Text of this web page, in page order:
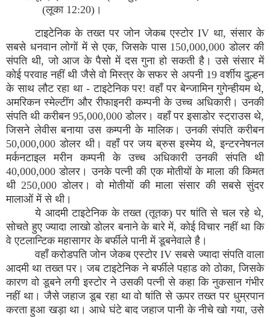
(लूका 12:20)।
टाइटेनिक के तख्त पर जोन जेकब एस्टोर IV था, संसार के
सबसे धनवान लोगों में से एक, जिसके पास 150,000,000 डोलर की
संपति थी, जो आज के पैसो में दस गुना हो सकती है। उसे संसार में
कोई परवाह नहीं थी जैसे वो मिस्त्र के सफर से अपनी 19 वर्शीय दुल्हन
के साथ लौट रहा था - टाइटेनिक पर! वहाँ पर बेन्जामिन गुगेन्हीयम थे,
अमरिकन स्मेल्टींग और रीफाइनरी कम्पनी के उच्च अधिकारी। उनकी
संपति थी करीबन 95,000,000 डोलर। वहाँ पर इसाडोर स्ट्राउस थे,
जिसने लेवीस बनाया उस कम्पनी के मालिक। उनकी संपति करीबन
50,000,000 डोलर थी। वहाँ पर जय ब्रुस इस्मेय थे, इन्टरनेषनल
मर्कनटाइल मरीन कम्पनी के उच्च अधिकारी उनकी संपति थी
40,000,000 डोलर। उनके पत्नी की एक मोतीयों के माला की किमत
थी 250,000 डोलर। वो मोतीयों की माला संसार की सबसे सुंदर
मालाओं में से थी।
ये आदमी टाइटेनिक के तख्त (तूतक) पर षांति से चल रहे थे,
सोचते हुए ज्यादा लाखो डोलर बनाने के बारे में, कोई विचार नहीं था कि
वे एटलान्टिक महासागर के बर्फीले पानी में डूबनेवाले है।
वहाँ करोडपति जोन जेकब एस्टोर IV सबसे ज्यादा संपति वाला
आदमी था तख्त पर। जब टाइटेनिक ने बर्फीले पहाड को ठोका, जिसके
कारण वो डूबने लगी इस्टोर ने उसकी पत्नी से कहा कि नुकसान गंभीर
नहीं था। जैसे जहाज डूब रहा था वो षांति से ऊपर तख्त पर धुम्रपान
करता हुआ खड़ा था। आधे घंटे बाद जहाज पानी के नीचे खो गया, उसे